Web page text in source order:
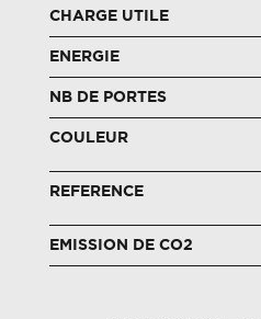
CHARGE UTILE
ENERGIE
NB DE PORTES
COULEUR
REFERENCE
EMISSION DE CO2